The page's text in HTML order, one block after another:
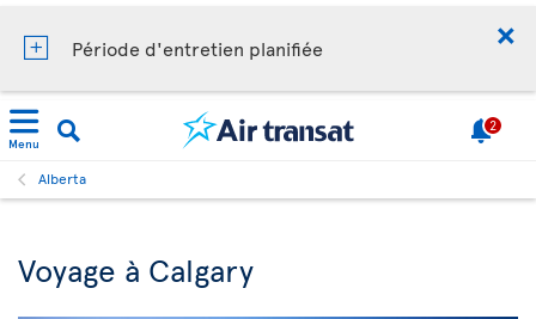
Période d'entretien planifiée
Menu
2
Alberta
Voyage à Calgary